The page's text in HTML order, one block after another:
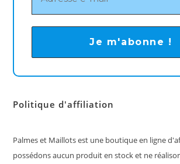
Politique d'affiliation
Palmes et Maillots est une boutique en ligne
possédons aucun produit en stock et ne